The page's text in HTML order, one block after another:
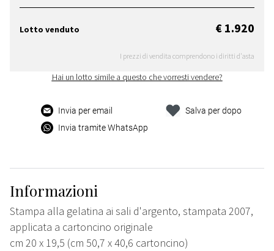
Lotto venduto € 1.920
I prezzi di vendita comprendono i diritti d'asta
Hai un lotto simile a questo che vorresti vendere?
Invia per email
Invia tramite WhatsApp
Salva per dopo
Informazioni
Stampa alla gelatina ai sali d'argento, stampata 2007,
applicata a cartoncino originale
cm 20 x 19,5 (cm 50,7 x 40,6 cartoncino)